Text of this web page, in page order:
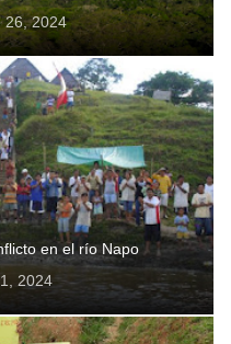
26, 2024
en el río Napo
2024